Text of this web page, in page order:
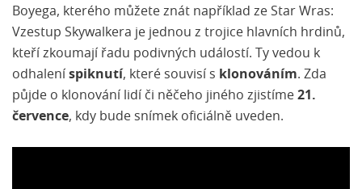
Boyega, kterého můžete znát například ze Star Wras:
Vzestup Skywalkera je jednou z trojice hlavních hrdinů,
kteří zkoumají řadu podivných událostí. Ty vedou k
odhalení spiknutí, které souvisí s klonováním. Zda
půjde o klonování lidí či něčeho jiného zjistíme 21.
července, kdy bude snímek oficiálně uveden.